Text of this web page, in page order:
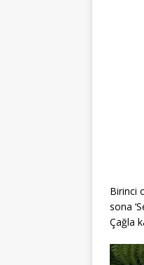
Birinci
sona
Çağla